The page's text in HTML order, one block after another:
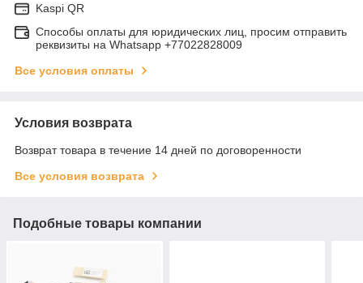
Kaspi QR
Способы оплаты для юридических лиц, просим отправить
реквизиты на Whatsapp +77022828009
Все условия оплаты
Условия возврата
Возврат товара в течение 14 дней по договоренности
Все условия возврата
Подобные товары компании